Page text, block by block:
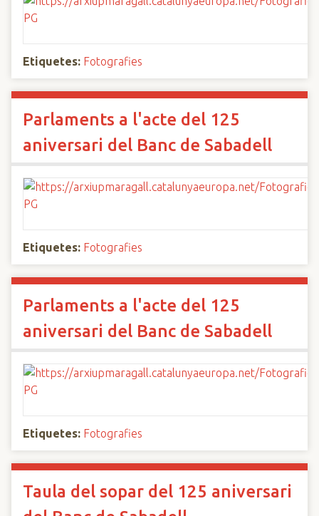
Etiquetes: Fotografies
Parlaments a l'acte del 125
aniversari del Banc de Sabadell
Etiquetes: Fotografies
Parlaments a l'acte del 125
aniversari del Banc de Sabadell
Etiquetes: Fotografies
Taula del sopar del 125 aniversari